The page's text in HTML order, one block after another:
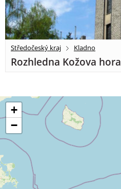
Středočeský kraj Kladno
Rozhledna Kožova hora
+
−